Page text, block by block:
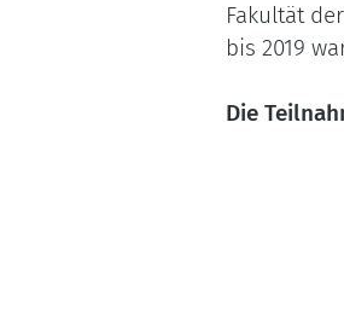
Fakultät
bis 2019
Die